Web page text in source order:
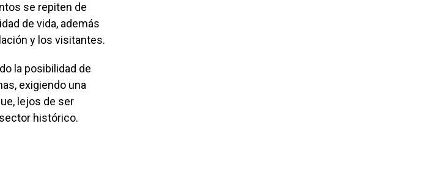
se repiten de
de vida, además
y los visitantes.
la posibilidad de
exigiendo una
lejos de ser
histórico.